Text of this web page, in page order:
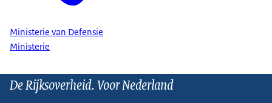
Ministerie van Defensie
Ministerie
De Rijksoverheid. Voor Nederland